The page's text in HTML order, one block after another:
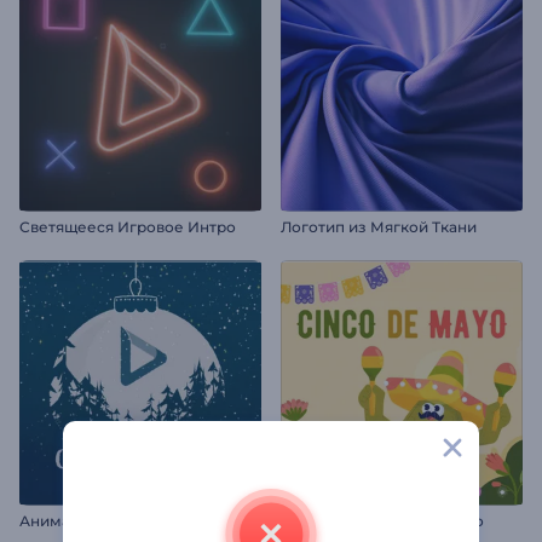
Светящееся Игровое Интро Логотип из Мягкой Ткани
А
нимация лого: Канун Нового года Анимация: Синко де Майо